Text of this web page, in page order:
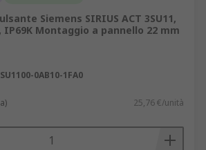
Siemens SIRIUS ACT 3SU11,
IP69K Montaggio a pannello 22 mm
0AB10-1FA0
25,76 €/unità